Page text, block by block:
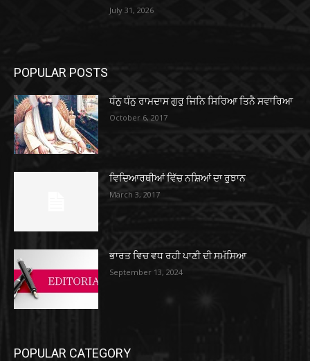
July 31, 2026
POPULAR POSTS
ਧੰਨੁ ਧੰਨੁ ਰਾਮਦਾਸ ਗੁਰੁ ਜਿਨਿ ਸਿਰਿਆ ਤਿਨੈ ਸਵਾਰਿਆ
October 6, 2017
ਵਿਦਿਆਰਥੀਆਂ ਵਿੱਚ ਨਸ਼ਿਆਂ ਦਾ ਰੁਝਾਨ
March 3, 2017
ਭਾਰਤ ਵਿਚ ਵਧ ਰਹੀ ਪਾਣੀ ਦੀ ਸਮੱਸਿਆ
September 13, 2024
POPULAR CATEGORY